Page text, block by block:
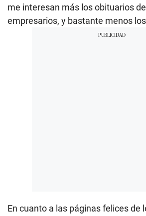
me interesan más los obituarios
empresarios, y bastante menos
En cuanto a las páginas felices de